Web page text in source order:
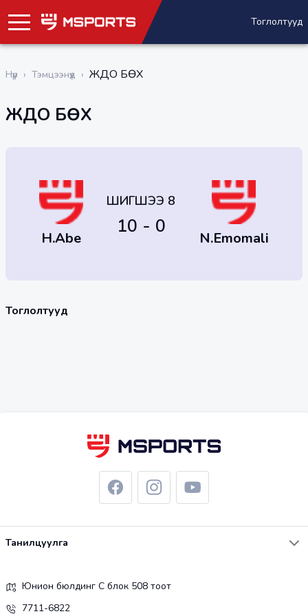
Тоглолтууд
Нүүр › Тэмцээнүүд › ЖҮДО БӨХ
ЖҮДО БӨХ
H.Abe
ШИГШЭЭ 8
10 - 0
N.Emomali
Тоглолтууд
Танилцуулга
Юнион бюлдинг С блок 508 тоот
7711-6822